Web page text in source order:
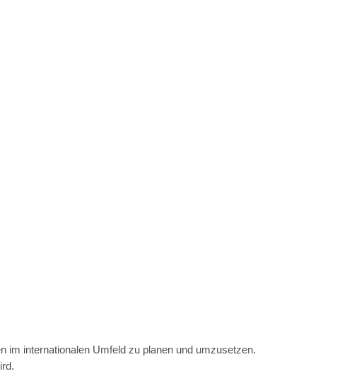
im internationalen Umfeld zu planen und umzusetzen.